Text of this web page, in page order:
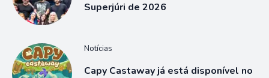
Superjúri de 2026
Notícias
Capy Castaway já está disponível no